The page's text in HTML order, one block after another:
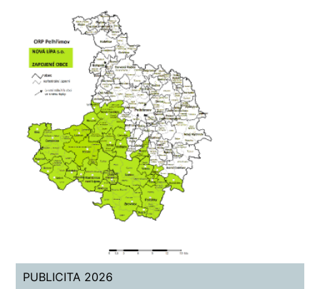
PUBLICITA 2026